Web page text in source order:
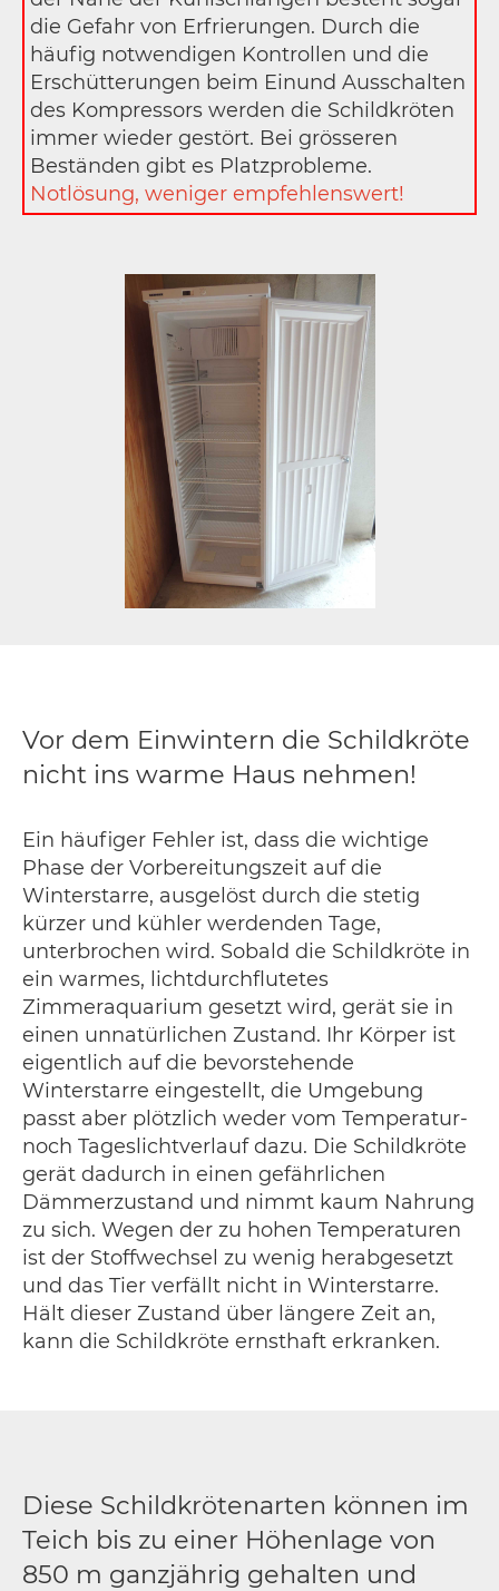
die Gefahr von Erfrierungen. Durch die
häufig notwendigen Kontrollen und die
Erschütterungen beim Einund Ausschalten
des Kompressors werden die Schildkröten
immer wieder gestört. Bei grösseren
Beständen gibt es Platzprobleme.
Notlösung, weniger empfehlenswert!
Vor dem Einwintern die Schildkröte
nicht ins warme Haus nehmen!
Ein häufiger Fehler ist, dass die wichtige
Phase der Vorbereitungszeit auf die
Winterstarre, ausgelöst durch die stetig
kürzer und kühler werdenden Tage,
unterbrochen wird. Sobald die Schildkröte in
ein warmes, lichtdurchflutetes
Zimmeraquarium gesetzt wird, gerät sie in
einen unnatürlichen Zustand. Ihr Körper ist
eigentlich auf die bevorstehende
Winterstarre eingestellt, die Umgebung
passt aber plötzlich weder vom Temperatur-
noch Tageslichtverlauf dazu. Die Schildkröte
gerät dadurch in einen gefährlichen
Dämmerzustand und nimmt kaum Nahrung
zu sich. Wegen der zu hohen Temperaturen
ist der Stoffwechsel zu wenig herabgesetzt
und das Tier verfällt nicht in Winterstarre.
Hält dieser Zustand über längere Zeit an,
kann die Schildkröte ernsthaft erkranken.
Diese Schildkrötenarten können im
Teich bis zu einer Höhenlage von
850 m ganzjährig gehalten und